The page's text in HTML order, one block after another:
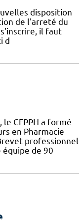
disposition
de l'arreté du
s'inscrire, il faut
d
le CFPPH a formé
en Pharmacie
professionnel
équipe de 90